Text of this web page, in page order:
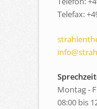
Telefax:
Montag -
08:00 bis